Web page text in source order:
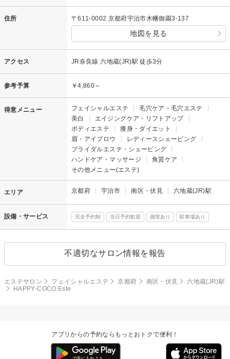
住所 〒611-0002 京都府宇治市木幡御園3-137
地図を見る
アクセス JR奈良線 六地蔵(JR)駅 徒歩3分
参考予算 ￥4,860～
得意メニュー フェイシャルエステ
毛穴ケア・毛穴エステ
美白
エイジングケア・リフトアップ
ボディエステ
痩身・ダイエット
眉・アイブロウ
レディースシェービング
ブライダルエステ・シェービング
ハンドケア・マッサージ
角質ケア
その他メニュー(エステ)
エリア 京都府 宇治市 南区・伏見 六地蔵(JR)駅
設備・サービス 完全予約制 当日予約歓迎 個室あり 駐車場あり
不適切なサロン情報を報告
エステサロン フェイシャルエステ 京都府 南区・伏見
六地蔵(JR)駅
HAPPY-COCO Este
アプリからの予約ならもっとおトクで便利！